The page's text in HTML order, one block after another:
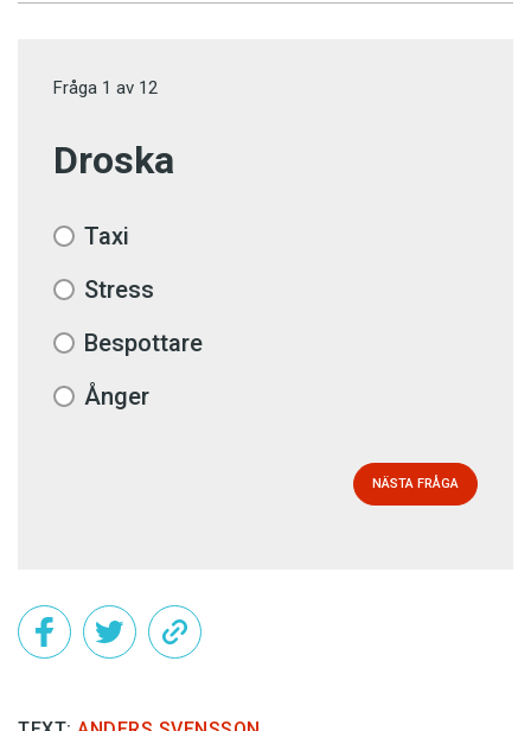
Fråga 1 av 12
Droska
Taxi
Stress
Bespottare
Ånger
NÄSTA FRÅGA